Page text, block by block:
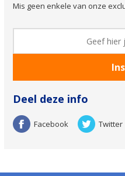
Mis geen enkele van onze
Deel deze info
Facebook Twitter